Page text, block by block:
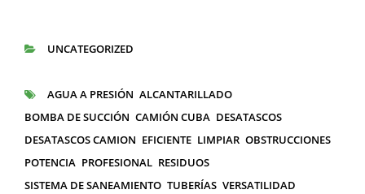
UNCATEGORIZED
ETIQUETAS
AGUA A PRESIÓN ALCANTARILLADO
BOMBA DE SUCCIÓN CAMIÓN CUBA DESATASCOS
DESATASCOS CAMION EFICIENTE LIMPIAR OBSTRUCCIONES
POTENCIA PROFESIONAL RESIDUOS
SISTEMA DE SANEAMIENTO TUBERÍAS VERSATILIDAD